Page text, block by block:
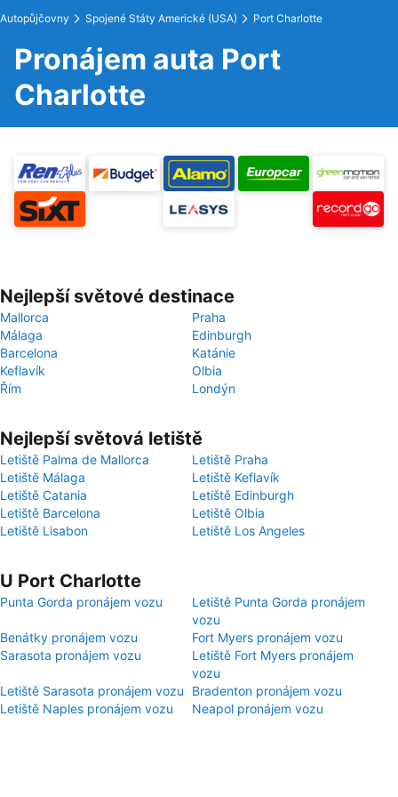
Autopůjčovny Spojené Státy Americké (USA) Port Charlotte
Pronájem auta Port
Charlotte
Nejlepší světové destinace
Mallorca
Praha
Málaga
Edinburgh
Barcelona
Katánie
Keflavík
Olbia
Řím
Londýn
Nejlepší světová letiště
Letiště Palma de Mallorca
Letiště Praha
Letiště Málaga
Letiště Keflavík
Letiště Catania
Letiště Edinburgh
Letiště Barcelona
Letiště Olbia
Letiště Lisabon
Letiště Los Angeles
U Port Charlotte
Punta Gorda pronájem vozu
Letiště Punta Gorda pronájem
vozu
Benátky pronájem vozu
Fort Myers pronájem vozu
Sarasota pronájem vozu
Letiště Fort Myers pronájem
vozu
Letiště Sarasota pronájem vozu
Bradenton pronájem vozu
Letiště Naples pronájem vozu
Neapol pronájem vozu